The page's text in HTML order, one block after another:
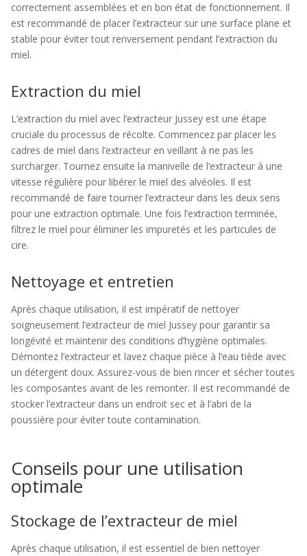
correctement assemblées et en bon état de fonctionnement. Il
est recommandé de placer l’extracteur sur une surface plane et
stable pour éviter tout renversement pendant l’extraction du
miel.
Extraction du miel
L’extraction du miel avec l’extracteur Jussey est une étape
cruciale du processus de récolte. Commencez par placer les
cadres de miel dans l’extracteur en veillant à ne pas les
surcharger. Tournez ensuite la manivelle de l’extracteur à une
vitesse régulière pour libérer le miel des alvéoles. Il est
recommandé de faire tourner l’extracteur dans les deux sens
pour une extraction optimale. Une fois l’extraction terminée,
filtrez le miel pour éliminer les impuretés et les particules de
cire.
Nettoyage et entretien
Après chaque utilisation, il est impératif de nettoyer
soigneusement l’extracteur de miel Jussey pour garantir sa
longévité et maintenir des conditions d’hygiène optimales.
Démontez l’extracteur et lavez chaque pièce à l’eau tiède avec
un détergent doux. Assurez-vous de bien rincer et sécher toutes
les composantes avant de les remonter. Il est recommandé de
stocker l’extracteur dans un endroit sec et à l’abri de la
poussière pour éviter toute contamination.
Conseils pour une utilisation
optimale
Stockage de l’extracteur de miel
Après chaque utilisation, il est essentiel de bien nettoyer